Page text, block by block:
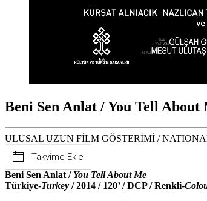
Beni Sen Anlat / You Tell About
ULUSAL UZUN FİLM GÖSTERİMİ /
Takvime Ekle
Beni Sen Anlat / You Tell About Me
Türkiye-Turkey / 2014 / 120’ / DCP / Renkli-